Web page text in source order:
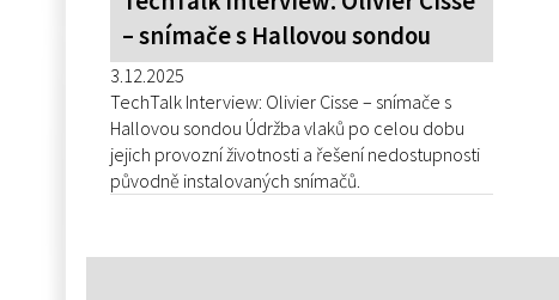
– snímače s Hallovou sondou
3.12.2025
TechTalk Interview: Olivier Cisse – snímače s
Hallovou sondou Údržba vlaků po celou dobu
jejich provozní životnosti a řešení nedostupnosti
původně instalovaných snímačů.